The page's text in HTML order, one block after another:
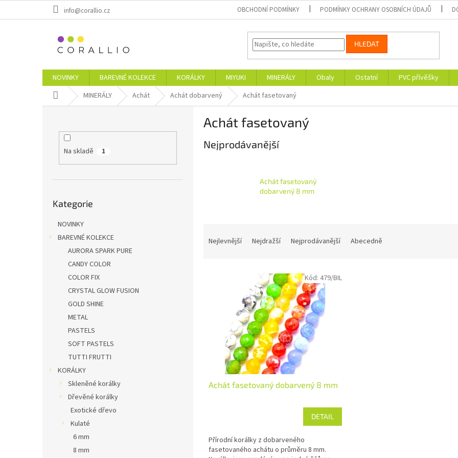
info@corallio.cz OBCHODNÍ PODMÍNKY PODMÍNKY OCHRANY OSOBNÍCH ÚDAJŮ
HLEDAT
NOVINKY BAREVNÉ KOLEKCE KORÁLKY MIYUKI MINERÁLY Obaly Ostatní PVC přívěšky
Domů MINERÁLY Achát Achát dobarvený Achát fasetovaný
Na skladě 1
kategorie
Kategorie
NOVINKY
BAREVNÉ KOLEKCE
AURORA SPARK PURE
CANDY COLOR
COLOR FIX
CRYSTAL GLOW FUSION
GOLD SHINE
METAL
PASTELS
SOFT PASTELS
TUTTI FRUTTI
KORÁLKY
Skleněné korálky
Dřevěné korálky
Exotické dřevo
Kulaté
6 mm
8 mm
Achát fasetovaný
Nejprodávanější
Achát fasetovaný
dobarvený 8 mm
Nejlevnější Nejdražší Nejprodávanější Abecedně
Achát fasetovaný dobarvený 8 mm
DETAIL
Přírodní korálky z dobarveného
fasetovaného achátu o průměru 8 mm.
Kód: 479/BIL